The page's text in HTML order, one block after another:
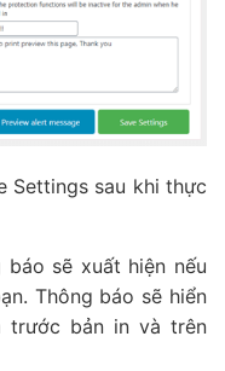
Settings sau khi thực
sẽ xuất hiện nếu
Thông báo sẽ hiển
trước bản in và trên